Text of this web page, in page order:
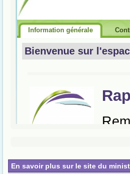
En savoir plus sur le site du